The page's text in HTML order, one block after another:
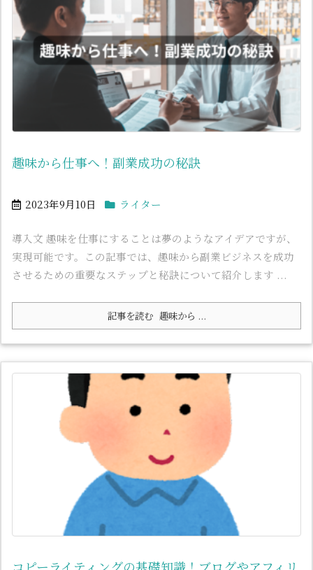
趣味から仕事へ！副業成功の秘訣
2023年9月10日 ライター
導入文 趣味を仕事にすることは夢のようなアイデアですが、
実現可能です。この記事では、趣味から副業ビジネスを成功
させるための重要なステップと秘訣について紹介します ...
記事を読む 趣味から ...